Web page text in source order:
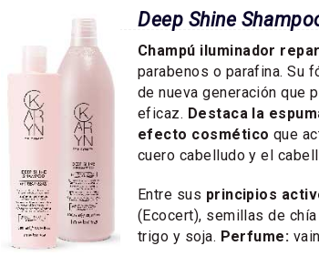
Deep Shine
Champú iluminador
parabenos o parafina. Su
de nueva generación que
eficaz. Destaca la
efecto cosmético que
cuero cabelludo y el
Entre sus principios
(Ecocert), semillas de
trigo y soja. Perfume: